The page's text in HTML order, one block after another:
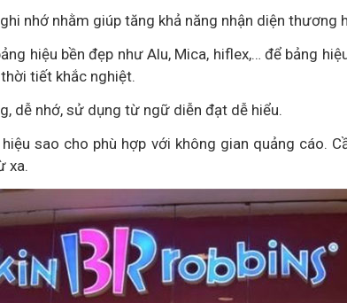
nhớ nhằm giúp tăng khả năng nhận diện thương
hiệu bền đẹp như Alu, Mica, hiflex,… để bảng
tiết khắc nghiệt.
dễ nhớ, sử dụng từ ngữ diễn đạt dễ hiểu.
sao cho phù hợp với không gian quảng cáo.
xa.